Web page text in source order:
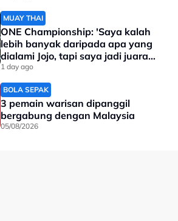
MUAY THAI
ONE Championship: 'Saya kalah
lebih banyak daripada apa yang
dialami Jojo, tapi saya jadi juara
dunia'
1 day ago
BOLA SEPAK
3 pemain warisan dipanggil
bergabung dengan Malaysia
05/08/2026